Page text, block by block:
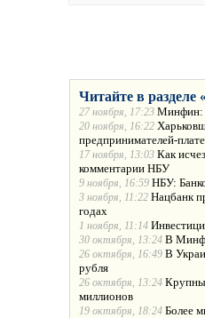
Читайте в разделе
27 ноября, 17:23 Минфин:
20 ноября, 16:22
предпринимателей-
17 ноября, 13:03 Как
комментарии НБУ
9 ноября, 16:59 НБУ:
3 ноября, 11:22 Нацбанк
годах
1 ноября, 11:14
30 октября, 13:24 В
26 октября, 16:49 В
рубля
26 октября, 13:24
миллионов
19 октября, 18:24 Более